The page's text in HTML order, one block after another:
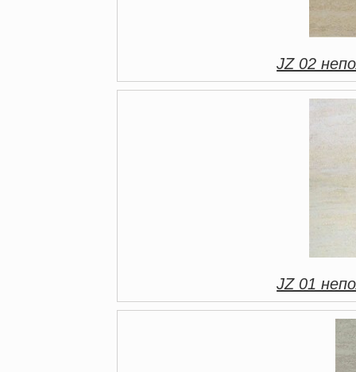
JZ 02
JZ 01